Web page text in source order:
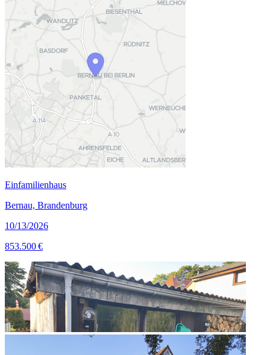
Einfamilienhaus
Bernau, Brandenburg
10/13/2026
853.500 €